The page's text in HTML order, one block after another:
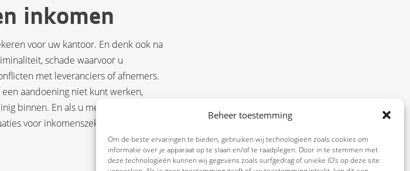
Beheer toestemming
Om de beste ervaringen te bieden, gebruiken wij technologieën zoals cookies om
informatie over je apparaat op te slaan en/of te raadplegen. Door in te stemmen met
deze technologieën kunnen wij gegevens zoals surfgedrag of unieke ID's op deze site
inkomen
voor uw kantoor. En denk ook na
schade waarvoor u
met leveranciers of afnemers.
aandoening niet kunt werken,
binnen. En als u met pensioen gaat,
voor inkomenszekerheid kunt